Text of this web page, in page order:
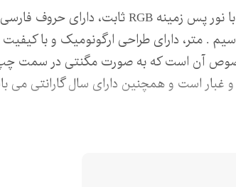
سیم . متر، دارای طراحی ارگونومیک و با
آن است که به صورت مگنتی در سمت چپ
و غبار است و همچنین دارای سال گارانتی می